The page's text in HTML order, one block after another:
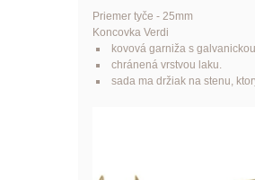
Priemer tyče - 25mm
Koncovka Verdi
kovová garniža s
chránená vrstvou laku.
sada ma držiak na stenu,